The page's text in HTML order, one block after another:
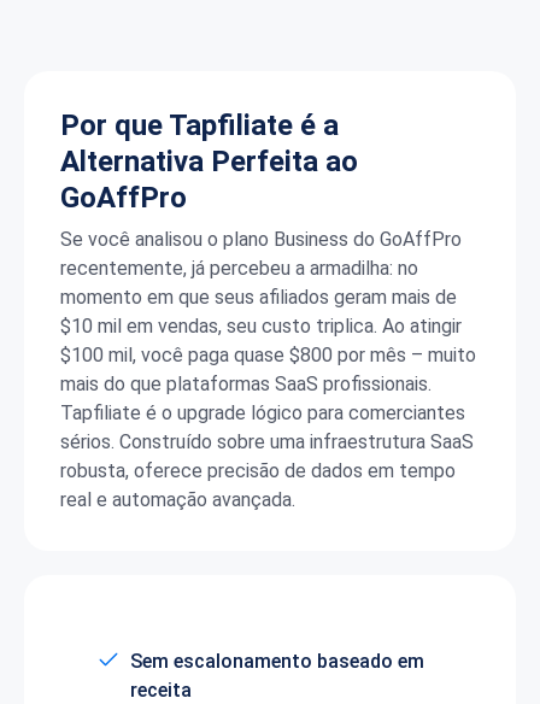
Sem escalonamento baseado em
receita
Por que Tapfiliate é a
Alternativa Perfeita ao
GoAffPro
Se você analisou o plano Business do GoAffPro
recentemente, já percebeu a armadilha: no
momento em que seus afiliados geram mais de
$10 mil em vendas, seu custo triplica. Ao atingir
$100 mil, você paga quase $800 por mês – muito
mais do que plataformas SaaS profissionais.
Tapfiliate é o upgrade lógico para comerciantes
sérios. Construído sobre uma infraestrutura SaaS
robusta, oferece precisão de dados em tempo
real e automação avançada.